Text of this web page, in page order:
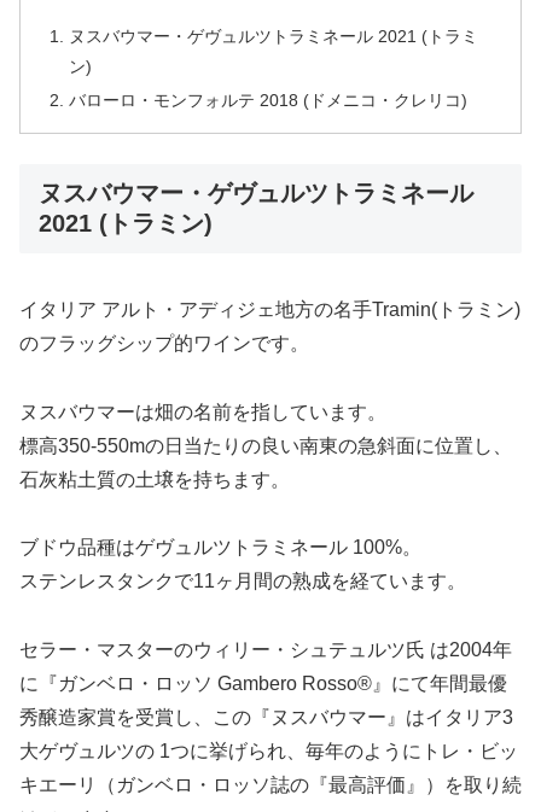
ヌスバウマー・ゲヴュルツトラミネール 2021 (トラミ
ン)
バローロ・モンフォルテ 2018 (ドメニコ・クレリコ)
ヌスバウマー・ゲヴュルツトラミネール
2021 (トラミン)
イタリア アルト・アディジェ地方の名手Tramin(トラミン)
のフラッグシップ的ワインです。
ヌスバウマーは畑の名前を指しています。
標高350-550mの日当たりの良い南東の急斜面に位置し、
石灰粘土質の土壌を持ちます。
ブドウ品種はゲヴュルツトラミネール 100%。
ステンレスタンクで11ヶ月間の熟成を経ています。
セラー・マスターのウィリー・シュテュルツ氏 は2004年
に『ガンベロ・ロッソ Gambero Rosso®』にて年間最優
秀醸造家賞を受賞し、この『ヌスバウマー』はイタリア3
大ゲヴュルツの 1つに挙げられ、毎年のようにトレ・ビッ
キエーリ（ガンベロ・ロッソ誌の『最高評価』）を取り続